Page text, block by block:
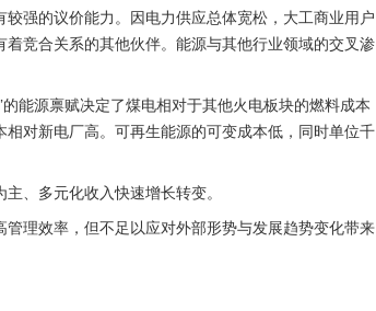
强的议价能力。因电力供应总体宽松，大工商业用户
竞合关系的其他伙伴。能源与其他行业领域的交叉渗
能源禀赋决定了煤电相对于其他火电板块的燃料成本
对新电厂高。可再生能源的可变成本低，同时单位千
、多元化收入快速增长转变。
理效率，但不足以应对外部形势与发展趋势变化带来